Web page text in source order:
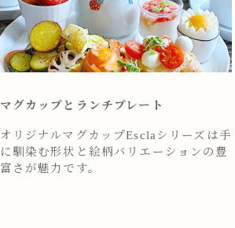
マグカップとランチプレート
オリジナルマグカップEsclaシリーズは手
に馴染む形状と絵柄バリエーションの豊
富さが魅力です。